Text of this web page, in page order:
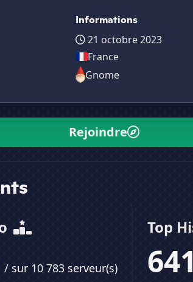
Informations
21 octobre 2023
France
Gnome
Rejoindre
/ sur 10 783 serveur(s)
Top